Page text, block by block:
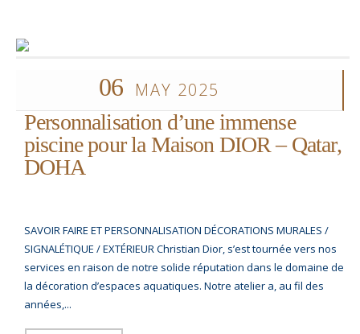
06 MAY 2025
Personnalisation d’une immense
piscine pour la Maison DIOR – Qatar,
DOHA
SAVOIR FAIRE ET PERSONNALISATION DÉCORATIONS MURALES /
SIGNALÉTIQUE / EXTÉRIEUR Christian Dior, s’est tournée vers nos
services en raison de notre solide réputation dans le domaine de
la décoration d’espaces aquatiques. Notre atelier a, au fil des
années,...